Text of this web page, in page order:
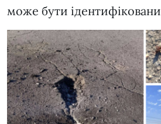
може бути